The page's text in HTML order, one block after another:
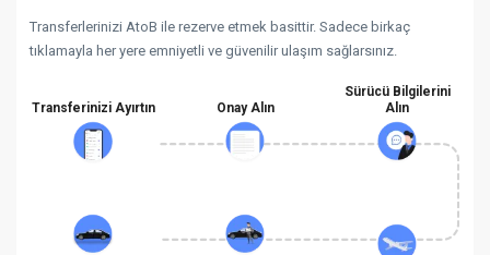
Transferlerinizi AtoB ile rezerve etmek basittir. Sadece birkaç
tıklamayla her yere emniyetli ve güvenilir ulaşım sağlarsınız.
Transferinizi Ayırtın Onay Alın
Sürücü Bilgilerini
Alın